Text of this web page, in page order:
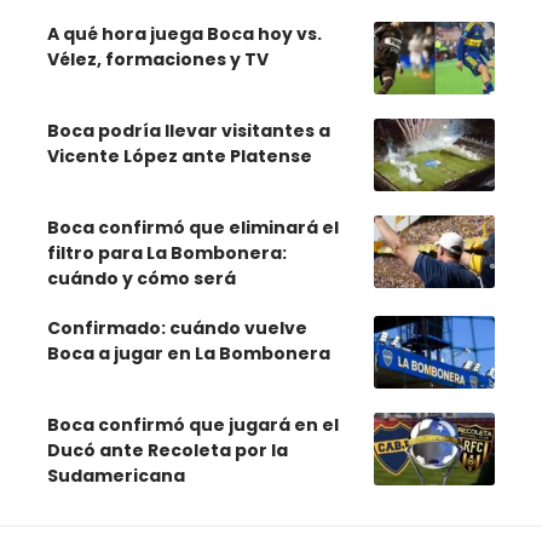
A qué hora juega Boca hoy vs.
Vélez, formaciones y TV
Boca podría llevar visitantes a
Vicente López ante Platense
Boca confirmó que eliminará el
filtro para La Bombonera:
cuándo y cómo será
Confirmado: cuándo vuelve
Boca a jugar en La Bombonera
Boca confirmó que jugará en el
Ducó ante Recoleta por la
Sudamericana